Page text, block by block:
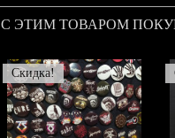
С ЭТИМ ТОВАРОМ
Скидка!